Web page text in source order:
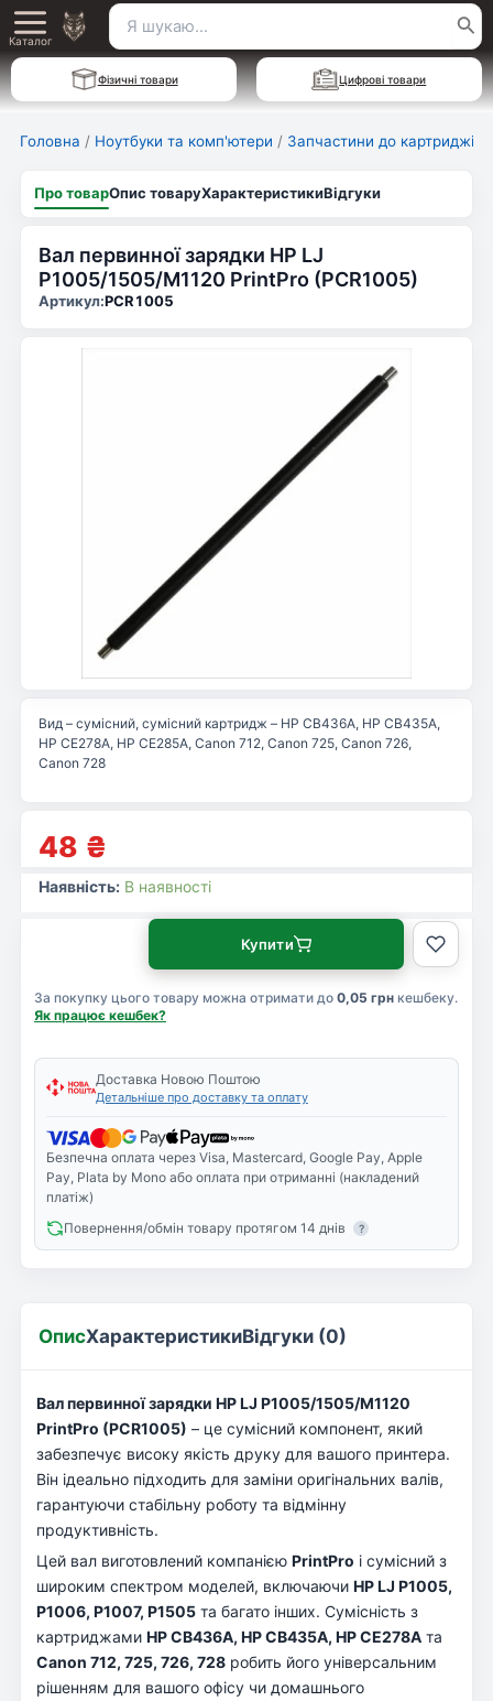
Перейти
до
вмісту
Main
Menu
Каталог
Пошук
для:
Фізичні товари Цифрові товари
Головна / Ноутбуки та комп'ютери / Запчастини до картриджів
Про товарОпис товаруХарактеристикиВідгуки
Вал первинної зарядки HP LJ
P1005/1505/M1120 PrintPro (PCR1005)
Артикул:PCR1005
48 ₴
Вид – сумісний, сумісний картридж – HP CB436A, HP CB435A,
HP CE278A, HP CE285A, Canon 712, Canon 725, Canon 726,
Canon 728
Наявність: В наявності
За покупку цього товару можна отримати до 0,05 грн кешбеку.
Як працює кешбек?
Купити
Доставка Новою Поштою
Детальніше про доставку та оплату
Безпечна оплата через Visa, Mastercard, Google Pay, Apple
Pay, Plata by Mono або оплата при отриманні (накладений
платіж)
Повернення/обмін товару протягом 14 днів
?
ОписХарактеристикиВідгуки (0)
Вал первинної зарядки HP LJ P1005/1505/M1120
PrintPro (PCR1005) – це сумісний компонент, який
забезпечує високу якість друку для вашого принтера.
Він ідеально підходить для заміни оригінальних валів,
гарантуючи стабільну роботу та відмінну
продуктивність.
Цей вал виготовлений компанією PrintPro і сумісний з
широким спектром моделей, включаючи HP LJ P1005,
P1006, P1007, P1505 та багато інших. Сумісність з
картриджами HP CB436A, HP CB435A, HP CE278A та
Canon 712, 725, 726, 728 робить його універсальним
рішенням для вашого офісу чи домашнього